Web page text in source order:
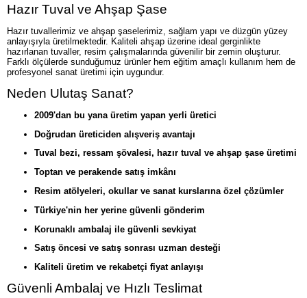
Hazır Tuval ve Ahşap Şase
Hazır tuvallerimiz ve ahşap şaselerimiz, sağlam yapı ve düzgün yüzey
anlayışıyla üretilmektedir. Kaliteli ahşap üzerine ideal gerginlikte
hazırlanan tuvaller, resim çalışmalarında güvenilir bir zemin oluşturur.
Farklı ölçülerde sunduğumuz ürünler hem eğitim amaçlı kullanım hem de
profesyonel sanat üretimi için uygundur.
Neden Ulutaş Sanat?
2009'dan bu yana üretim yapan yerli üretici
Doğrudan üreticiden alışveriş avantajı
Tuval bezi, ressam şövalesi, hazır tuval ve ahşap şase üretimi
Toptan ve perakende satış imkânı
Resim atölyeleri, okullar ve sanat kurslarına özel çözümler
Türkiye'nin her yerine güvenli gönderim
Korunaklı ambalaj ile güvenli sevkiyat
Satış öncesi ve satış sonrası uzman desteği
Kaliteli üretim ve rekabetçi fiyat anlayışı
Güvenli Ambalaj ve Hızlı Teslimat